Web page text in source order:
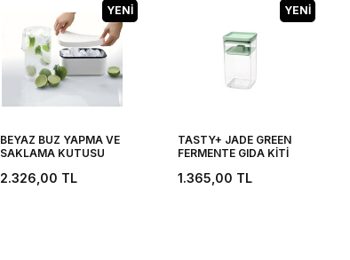
YENI
BEYAZ BUZ YAPMA VE
SAKLAMA KUTUSU
2.326,00 TL
YENI
TASTY+ JADE GREEN
FERMENTE GIDA KİTİ
1.365,00 TL